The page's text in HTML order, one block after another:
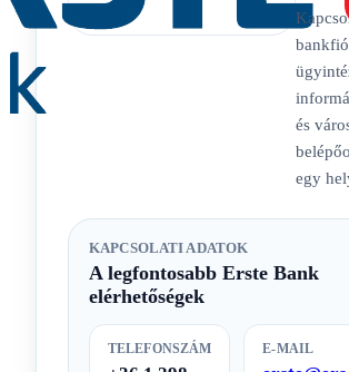
és
egy
KAPCSOLATI ADATOK
A legfontosabb Erste Bank
elérhetőségek
TELEFONSZÁM E-MAIL